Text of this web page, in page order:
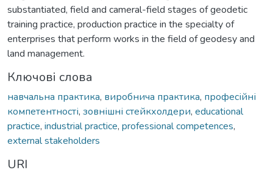
substantiated, field and cameral-field stages of geodetic
training practicе, production practice in the specialty of
enterprises that perform works in the field of geodesy and
land management.
Ключові слова
навчальна практика, виробнича практика, професійні
компетентності, зовнішні стейкхолдери, educational
practice, industrial practice, professional competences,
external stakeholders
URI